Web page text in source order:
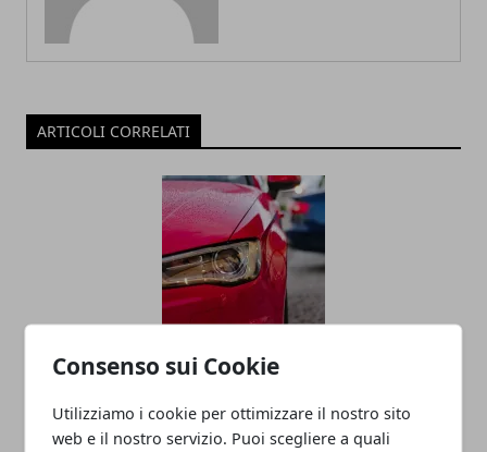
Consenso sui Cookie
Utilizziamo i cookie per ottimizzare il nostro sito
web e il nostro servizio. Puoi scegliere a quali
ARTICOLI CORRELATI
Economia della condivisione: ripensare
il concetto di proprietà dei veicoli